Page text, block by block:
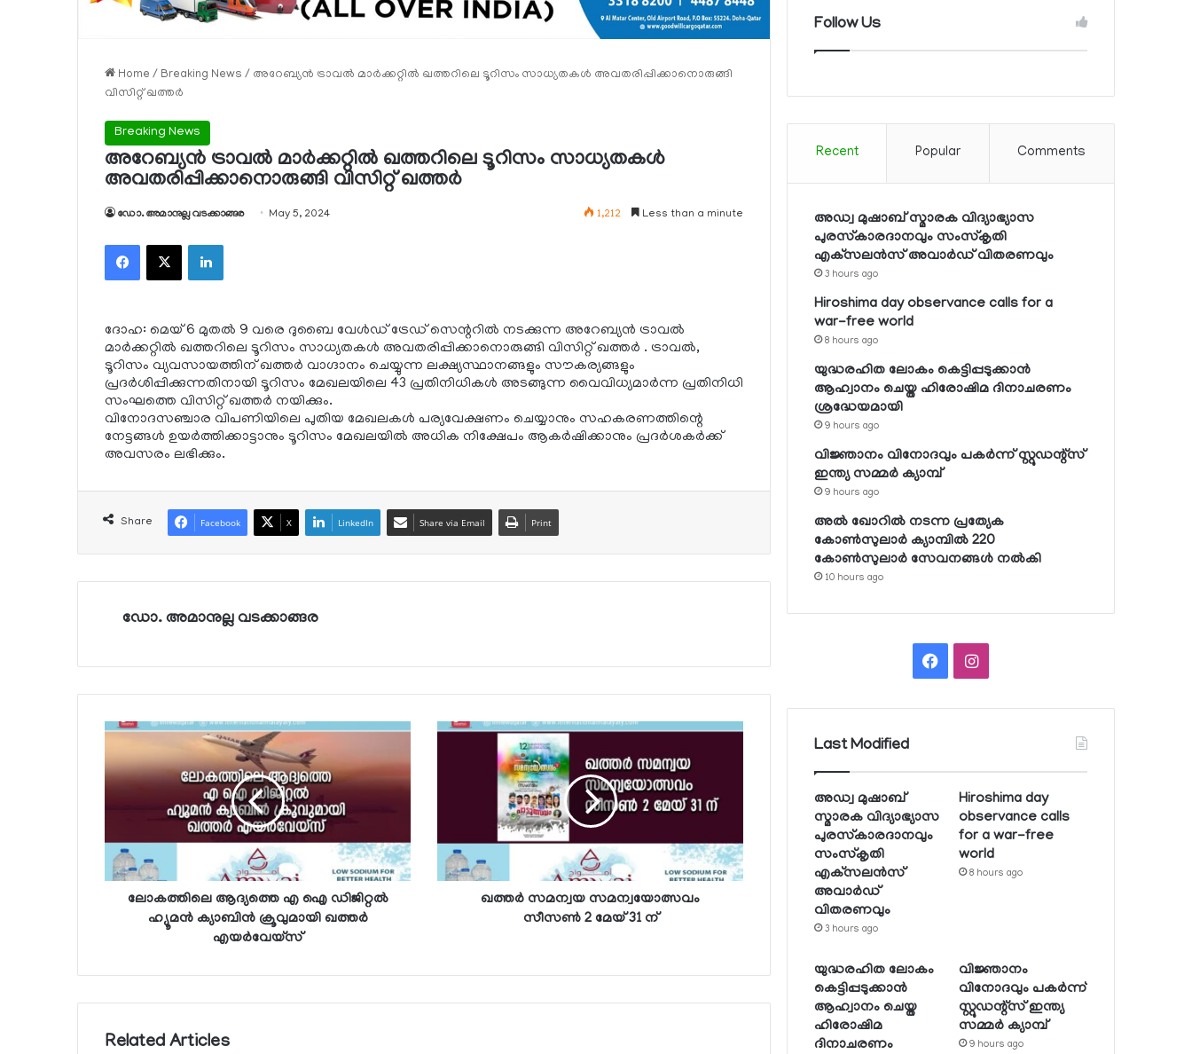
Home / Breaking News / അറേബ്യന്‍ ട്രാവല്‍ മാര്‍ക്കറ്റില്‍ ഖത്തറിലെ ടൂറിസം സാധ്യതകള്‍ അവതരിപ്പിക്കാനൊരുങ്ങി
വിസിറ്റ് ഖത്തര്‍
Breaking News
അറേബ്യന്‍ ട്രാവല്‍ മാര്‍ക്കറ്റില്‍ ഖത്തറിലെ ടൂറിസം സാധ്യതകള്‍
അവതരിപ്പിക്കാനൊരുങ്ങി വിസിറ്റ് ഖത്തര്‍
ഡോ. അമാനുല്ല വടക്കാങ്ങര May 5, 2024 1,212 Less than a minute
Facebook
X LinkedIn
ദോഹ: മെയ് 6 മുതല്‍ 9 വരെ ദുബൈ വേള്‍ഡ് ട്രേഡ് സെന്ററില്‍ നടക്കുന്ന അറേബ്യന്‍ ട്രാവല്‍
മാര്‍ക്കറ്റില്‍ ഖത്തറിലെ ടൂറിസം സാധ്യതകള്‍ അവതരിപ്പിക്കാനൊരുങ്ങി വിസിറ്റ് ഖത്തര്‍ . ട്രാവല്‍,
ടൂറിസം വ്യവസായത്തിന് ഖത്തര്‍ വാഗ്ദാനം ചെയ്യുന്ന ലക്ഷ്യസ്ഥാനങ്ങളും സൗകര്യങ്ങളും
പ്രദര്‍ശിപ്പിക്കുന്നതിനായി ടൂറിസം മേഖലയിലെ 43 പ്രതിനിധികള്‍ അടങ്ങുന്ന വൈവിധ്യമാര്‍ന്ന പ്രതിനിധി
സംഘത്തെ വിസിറ്റ് ഖത്തര്‍ നയിക്കും.
വിനോദസഞ്ചാര വിപണിയിലെ പുതിയ മേഖലകള്‍ പര്യവേക്ഷണം ചെയ്യാനും സഹകരണത്തിന്റെ
നേട്ടങ്ങള്‍ ഉയര്‍ത്തിക്കാട്ടാനും ടൂറിസം മേഖലയില്‍ അധിക നിക്ഷേപം ആകര്‍ഷിക്കാനും പ്രദര്‍ശകര്‍ക്ക്
അവസരം ലഭിക്കും.
Share Facebook X LinkedIn Share via Email Print
ഡോ. അമാനുല്ല വടക്കാങ്ങര
ലോകത്തിലെ ആദ്യത്തെ എ ഐ ഡിജിറ്റല്‍
ഹ്യൂമന്‍ ക്യാബിന്‍ ക്രൂവുമായി ഖത്തര്‍
എയര്‍വേയ്‌സ്
ഖത്തര്‍ സമന്വയ സമന്വയോത്സവം
സീസണ്‍ 2 മേയ് 31 ന്
Related Articles
Follow Us
Recent Popular Comments
അഡ്വ മുഷാബ് സ്മാരക വിദ്യാഭ്യാസ
പുരസ്‌കാരദാനവും സംസ്‌കൃതി
എക്‌സലന്‍സ് അവാര്‍ഡ് വിതരണവും
3 hours ago
Hiroshima day observance calls for a
war-free world
8 hours ago
യുദ്ധരഹിത ലോകം കെട്ടിപ്പടുക്കാന്‍
ആഹ്വാനം ചെയ്ത ഹിരോഷിമ ദിനാചരണം
ശ്രദ്ധേയമായി
9 hours ago
വിജ്ഞാനം വിനോദവും പകര്‍ന്ന് സ്റ്റുഡന്റ്‌സ്
ഇന്ത്യ സമ്മര്‍ ക്യാമ്പ്
9 hours ago
അല്‍ ഖോറില്‍ നടന്ന പ്രത്യേക
കോണ്‍സുലാര്‍ ക്യാമ്പില്‍ 220
കോണ്‍സുലാര്‍ സേവനങ്ങള്‍ നല്‍കി
10 hours ago
FacebookInstagram
Last Modified
അഡ്വ മുഷാബ്
സ്മാരക വിദ്യാഭ്യാസ
പുരസ്‌കാരദാനവും
സംസ്‌കൃതി
എക്‌സലന്‍സ്
അവാര്‍ഡ്
വിതരണവും
3 hours ago
Hiroshima day
observance calls
for a war-free
world
8 hours ago
യുദ്ധരഹിത ലോകം
കെട്ടിപ്പടുക്കാന്‍
ആഹ്വാനം ചെയ്ത
ഹിരോഷിമ
ദിനാചരണം
വിജ്ഞാനം
വിനോദവും പകര്‍ന്ന്
സ്റ്റുഡന്റ്‌സ് ഇന്ത്യ
സമ്മര്‍ ക്യാമ്പ്
9 hours ago